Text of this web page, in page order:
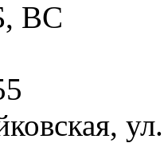
ВС